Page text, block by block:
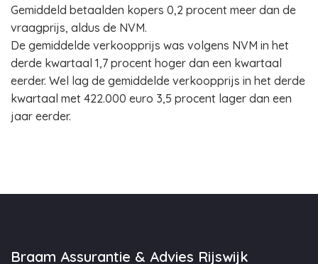
Gemiddeld betaalden kopers 0,2 procent meer dan de
vraagprijs, aldus de NVM.
De gemiddelde verkoopprijs was volgens NVM in het
derde kwartaal 1,7 procent hoger dan een kwartaal
eerder. Wel lag de gemiddelde verkoopprijs in het derde
kwartaal met 422.000 euro 3,5 procent lager dan een
jaar eerder.
Braam Assurantie & Advies Rijswijk